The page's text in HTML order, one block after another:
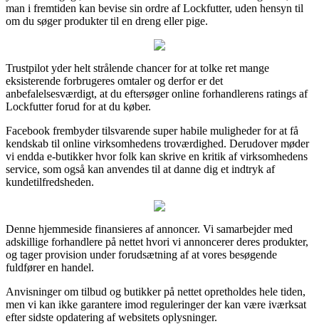
man i fremtiden kan bevise sin ordre af Lockfutter, uden hensyn til
om du søger produkter til en dreng eller pige.
Trustpilot yder helt strålende chancer for at tolke ret mange
eksisterende forbrugeres omtaler og derfor er det
anbefalelsesværdigt, at du eftersøger online forhandlerens ratings af
Lockfutter forud for at du køber.
Facebook frembyder tilsvarende super habile muligheder for at få
kendskab til online virksomhedens troværdighed. Derudover møder
vi endda e-butikker hvor folk kan skrive en kritik af virksomhedens
service, som også kan anvendes til at danne dig et indtryk af
kundetilfredsheden.
Denne hjemmeside finansieres af annoncer. Vi samarbejder med
adskillige forhandlere på nettet hvori vi annoncerer deres produkter,
og tager provision under forudsætning af at vores besøgende
fuldfører en handel.
Anvisninger om tilbud og butikker på nettet opretholdes hele tiden,
men vi kan ikke garantere imod reguleringer der kan være iværksat
efter sidste opdatering af websitets oplysninger.